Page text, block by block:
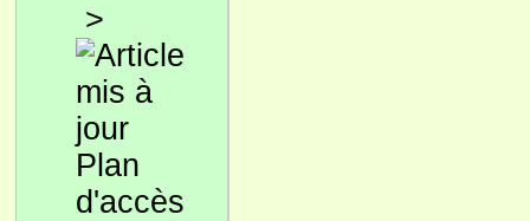
>
Plan
d'accès